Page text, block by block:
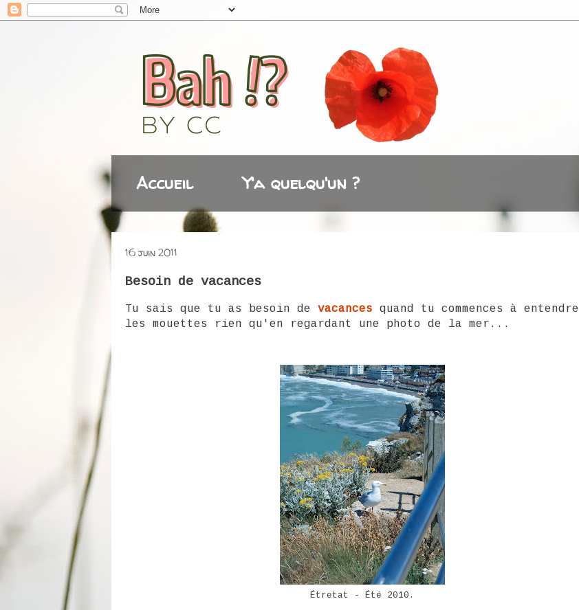
Accueil Y'a quelqu'un ?
16 juin 2011
Besoin de vacances
Tu sais que tu as besoin de vacances quand tu commences à entendre
les mouettes rien qu'en regardant une photo de la mer...
Étretat - Été 2010.